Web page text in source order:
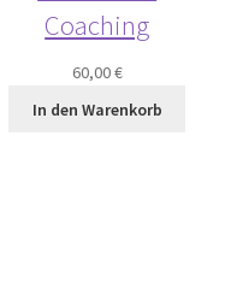
Coaching
60,00€
In den Warenkorb